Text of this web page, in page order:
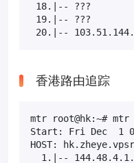
18.|-- ???
19.|-- ???
20.|--
香港路由追踪
mtr root@hk:~#
Start: Fri Dec  1
HOST:
1.|--